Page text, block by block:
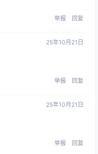
举报 回复
25年10月21日
举报 回复
25年10月21日
举报 回复